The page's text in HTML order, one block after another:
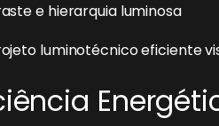
e hierarquia luminosa
luminotécnico eficiente